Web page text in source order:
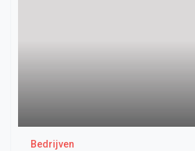
Bedrijven